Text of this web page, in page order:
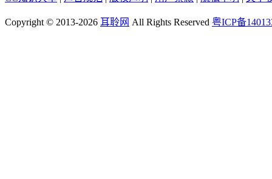
Copyright © 2013-2026 耳聆网 All Rights Reserved 粤ICP备